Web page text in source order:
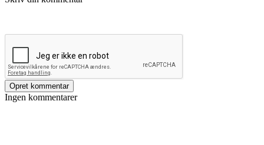
Opret kommentar
Ingen kommentarer